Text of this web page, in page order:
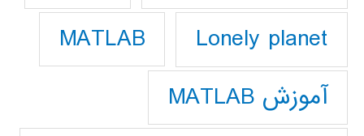
Lonely planet
MATLAB
آموزش MATLAB